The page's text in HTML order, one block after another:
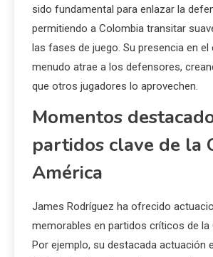
sido fundamental para enlazar la
permitiendo a Colombia transitar
las fases de juego. Su presencia en el
menudo atrae a los defensores,
que otros jugadores lo aprovechen.
Momentos
partidos clave de la
América
James Rodríguez ha ofrecido
memorables en partidos críticos de la
Por ejemplo, su destacada actuación